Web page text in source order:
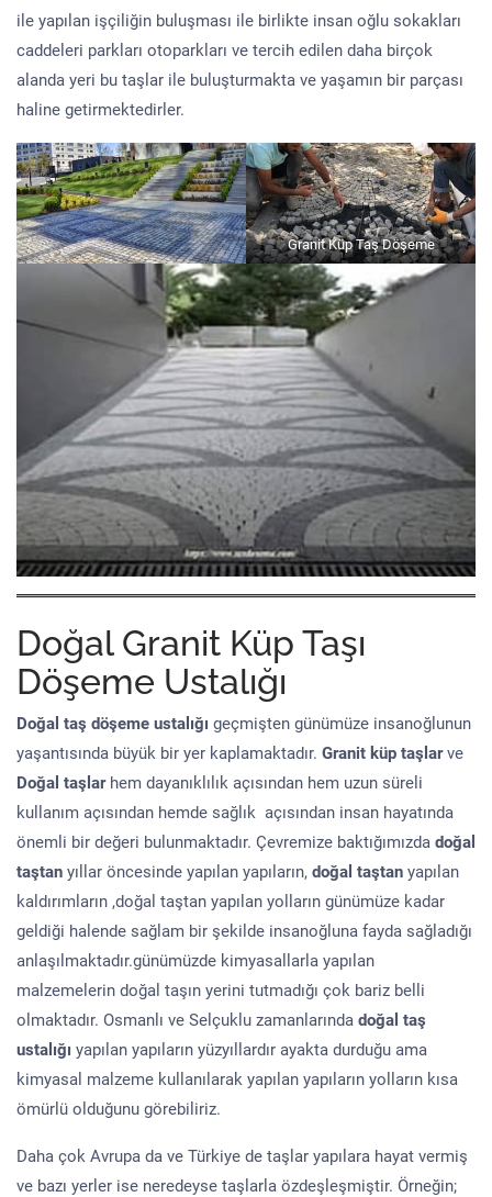
ile yapılan işçiliğin buluşması ile birlikte insan oğlu sokakları
caddeleri parkları otoparkları ve tercih edilen daha birçok
alanda yeri bu taşlar ile buluşturmakta ve yaşamın bir parçası
haline getirmektedirler.
Granit Küp Taş Döşeme
Doğal Granit Küp Taşı
Döşeme Ustalığı
Doğal taş döşeme ustalığı geçmişten günümüze insanoğlunun
yaşantısında büyük bir yer kaplamaktadır. Granit küp taşlarve
Doğal taşlar hem dayanıklılık açısından hem uzun süreli
kullanım açısından hemde sağlık açısından insan hayatında
önemli bir değeri bulunmaktadır. Çevremize baktığımızda doğal
taştan yıllar öncesinde yapılan yapıların, doğal taştan yapılan
kaldırımların ,doğal taştan yapılan yolların günümüze kadar
geldiği halende sağlam bir şekilde insanoğluna fayda sağladığı
anlaşılmaktadır.günümüzde kimyasallarla yapılan
malzemelerin doğal taşın yerini tutmadığı çok bariz belli
olmaktadır. Osmanlı ve Selçuklu zamanlarında doğal taş
ustalığı yapılan yapıların yüzyıllardır ayakta durduğu ama
kimyasal malzeme kullanılarak yapılan yapıların yolların kısa
ömürlü olduğunu görebiliriz.
Daha çok Avrupa da ve Türkiye de taşlar yapılara hayat vermiş
ve bazı yerler ise neredeyse taşlarla özdeşleşmiştir. Örneğin;